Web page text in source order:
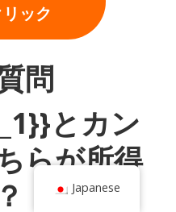
ック
問
とカン
らが所得
Japanese